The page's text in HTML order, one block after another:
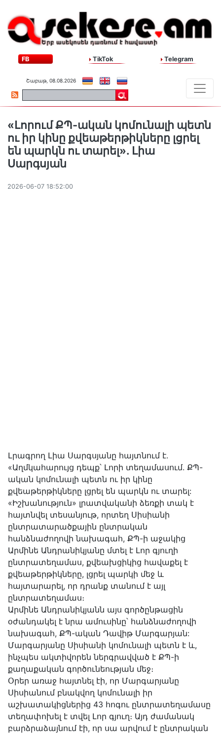
FB TikTok Telegram
Շաբաթ, 08.08.2026
«Լորում ՔՊ-ական կոմունալի պետն
ու իր կինը քվեաթերթիկները լցրել
են պարկն ու տարել». Լիա
Սարգսյան
2026-06-07 18:52:00
Լրագրող Լիա Սարգսյանը հայտնում է․
«Աղմկահարույց դեպք՝ Լորի տեղամասում. ՔՊ-
ական կոմունալի պետն ու իր կինը
քվեաթերթիկները լցրել են պարկն ու տարել:
«Իշխանություն» լրատվականի ձեռքի տակ է
հայտնվել տեսանյութ, որտեղ Սիսիանի
ընտրատարածքային ընտրական
հանձնաժողովի նախագահ, ՔՊ-ի աջակից
Արմինե Անդրանիկյանը մտել է Լոր գյուղի
ընտրատեղամաս, քվեախցիկից հավաքել է
քվեաթերթիկները, լցրել պարկի մեջ և
հայտարարել, որ դրանք տանում է այլ
ընտրատեղամաս։
Արմինե Անդրանիկյանն այս գործընթացին
օժանդակել է նրա ամուսինը՝ հանձնաժողովի
նախագահ, ՔՊ-ական Դավիթ Մարգարյան:
Մարգարյանը Սիսիանի կոմունալի պետն է և,
ինչպես ակտիվորեն ներգրավված է ՔՊ-ի
քաղաքական գործունեության մեջ։
Օրեր առաջ հայտնել էի, որ Մարգարյանը
Սիսիանում բնակվող կոմունալի իր
աշխատակիցներից 43 հոգու ընտրատեղամասը
տեղափոխել է տվել Լոր գյուղ։ Այդ ժամանակ
բարձրաձայնում էի, որ սա արվում է ընտրական